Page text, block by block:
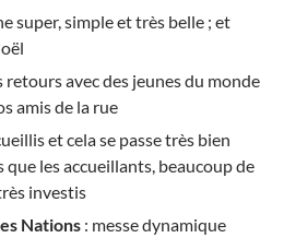
super, simple et très belle ; et
retours avec des jeunes du monde
amis de la rue
et cela se passe très bien
les accueillants, beaucoup de
investis
Nations : messe dynamique